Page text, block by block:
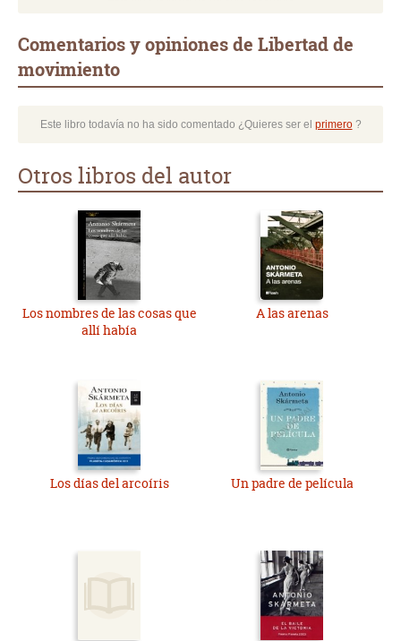
Comentarios y opiniones de Libertad de
movimiento
Este libro todavía no ha sido comentado ¿Quieres ser el primero?
Otros libros del autor
Los nombres de las cosas que
allí había
A las arenas
Los días del arcoíris Un padre de película